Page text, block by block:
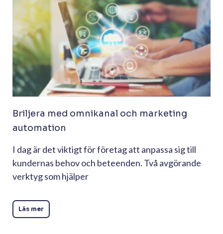
Briljera med omnikanal och marketing
automation
I dag är det viktigt för företag att anpassa sig till
kundernas behov och beteenden. Två avgörande
verktyg som hjälper
Läs mer